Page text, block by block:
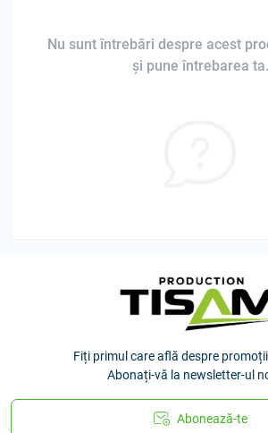
Nu sunt întrebări despre acest
și pune întrebarea ta.
Fiți primul care află despre
Abonați-vă la newsletter-ul
Abonează-te